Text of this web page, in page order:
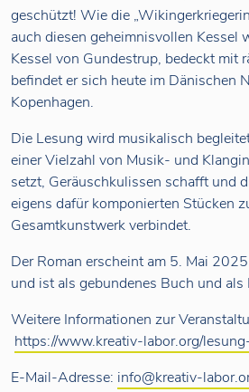
geschützt! Wie die
auch diesen geheimnisvollen Kessel
Kessel von Gundestrup, bedeckt mit
befindet er sich heute im Dänischen
Kopenhagen.
Die Lesung wird musikalisch
einer Vielzahl von Musik- und
setzt, Geräuschkulissen schafft und
eigens dafür komponierten Stücken
Gesamtkunstwerk verbindet.
Der Roman erscheint am 5. Mai
und ist als gebundenes Buch und
Weitere Informationen zur
https://www.kreativ-labor.org/
E-Mail-Adresse: info@kreativ-